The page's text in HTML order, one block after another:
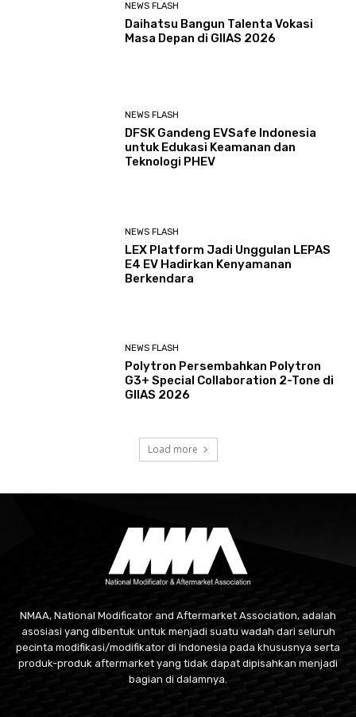
NEWS FLASH
Daihatsu Bangun Talenta Vokasi
Masa Depan di GIIAS 2026
NEWS FLASH
DFSK Gandeng EVSafe Indonesia
untuk Edukasi Keamanan dan
Teknologi PHEV
NEWS FLASH
LEX Platform Jadi Unggulan LEPAS
E4 EV Hadirkan Kenyamanan
Berkendara
NEWS FLASH
Polytron Persembahkan Polytron
G3+ Special Collaboration 2-Tone di
GIIAS 2026
Load more
NMAA, National Modificator and Aftermarket Association, adalah
asosiasi yang dibentuk untuk menjadi suatu wadah dari seluruh
pecinta modifikasi/modifikator di Indonesia pada khususnya serta
produk-produk aftermarket yang tidak dapat dipisahkan menjadi
bagian di dalamnya.